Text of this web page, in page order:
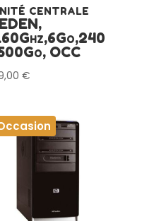
centrale
OCC
€